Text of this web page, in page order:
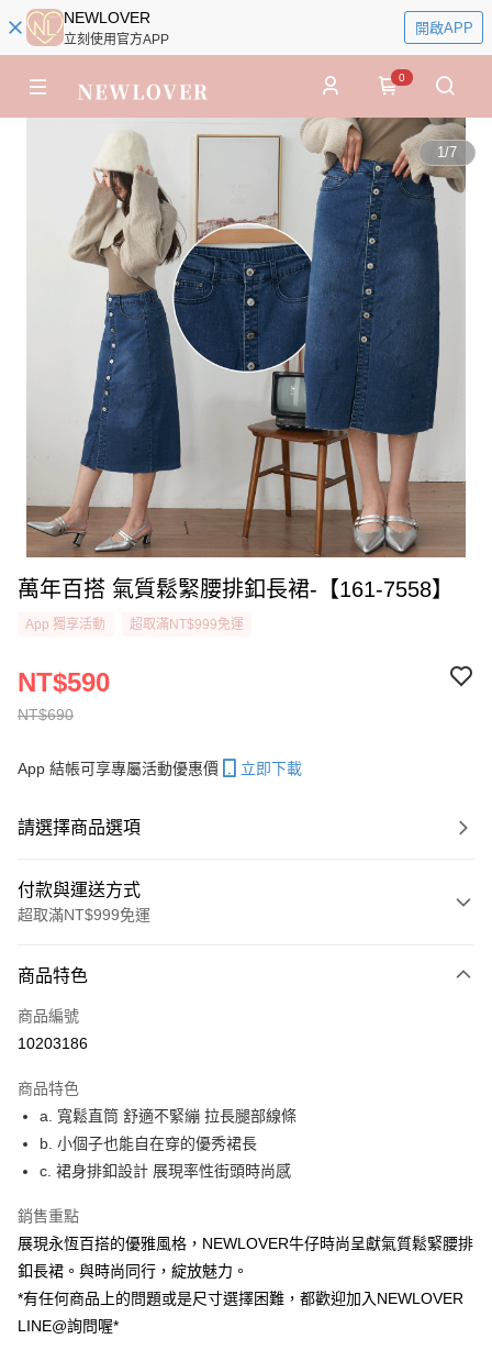
NEWLOVER
立刻使用官方APP
開啟APP
0
1/7
萬年百搭 氣質鬆緊腰排釦長裙-【161-7558】
App 獨享活動 超取滿NT$999免運
NT$690
NT$590
App 結帳可享專屬活動優惠價 立即下載
請選擇商品選項
付款與運送方式
超取滿NT$999免運
信用卡一次付款
超商取貨付款
ATM付款
貨到付款
運送方式
貨到付款
每筆NT$60，滿NT$999(含以上)免運費
全家(信用卡、多元支付)
商品特色
商品編號
10203186
商品特色
a. 寬鬆直筒 舒適不緊繃 拉長腿部線條
b. 小個子也能自在穿的優秀裙長
c. 裙身排釦設計 展現率性街頭時尚感
銷售重點
展現永恆百搭的優雅風格，NEWLOVER牛仔時尚呈獻氣質鬆緊腰排
釦長裙。與時尚同行，綻放魅力。
*有任何商品上的問題或是尺寸選擇困難，都歡迎加入NEWLOVER
LINE@詢問喔*